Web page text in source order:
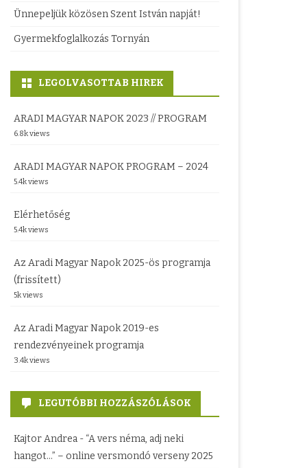
Ünnepeljük közösen Szent István napját!
Gyermekfoglalkozás Tornyán
LEGOLVASOTTAB HIREK
ARADI MAGYAR NAPOK 2023 // PROGRAM
6.8k views
ARADI MAGYAR NAPOK PROGRAM – 2024
5.4k views
Elérhetőség
5.4k views
Az Aradi Magyar Napok 2025-ös programja
(frissített)
5k views
Az Aradi Magyar Napok 2019-es
rendezvényeinek programja
3.4k views
LEGUTÓBBI HOZZÁSZÓLÁSOK
Kajtor Andrea - “A vers néma, adj neki
hangot…” – online versmondó verseny 2025